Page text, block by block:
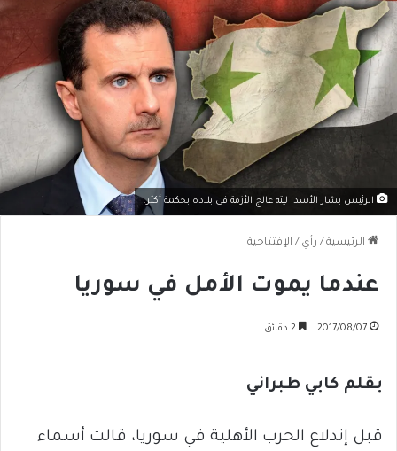
الرئيس بشار الأسد: ليته عالج الأزمة في بلاده بحكمة أكثر.
الرئيسية / رأي / الإفتتاحية
عندما يموت الأمل في سوريا
2017/08/07
بقلم كابي طبراني
قبل إندلاع الحرب الأهلية في سوريا، قالت أسماء